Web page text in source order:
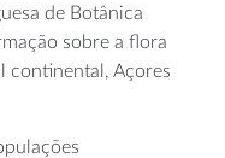
de Botânica
sobre a flora
continental, Açores